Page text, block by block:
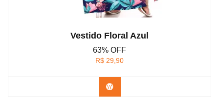
Vestido Floral Azul
63% OFF
R$ 29,90
Confira na Shopee